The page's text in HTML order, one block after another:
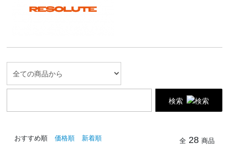
検索
おすすめ順 価格順 新着順 全 28 商品